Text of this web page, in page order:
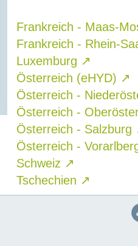
Frankreich - Maas-
Frankreich - Rhein-
Luxemburg ↗
Österreich (eHYD) ↗
Österreich -
Österreich -
Österreich - Salzburg
Österreich -
Schweiz ↗
Tschechien ↗